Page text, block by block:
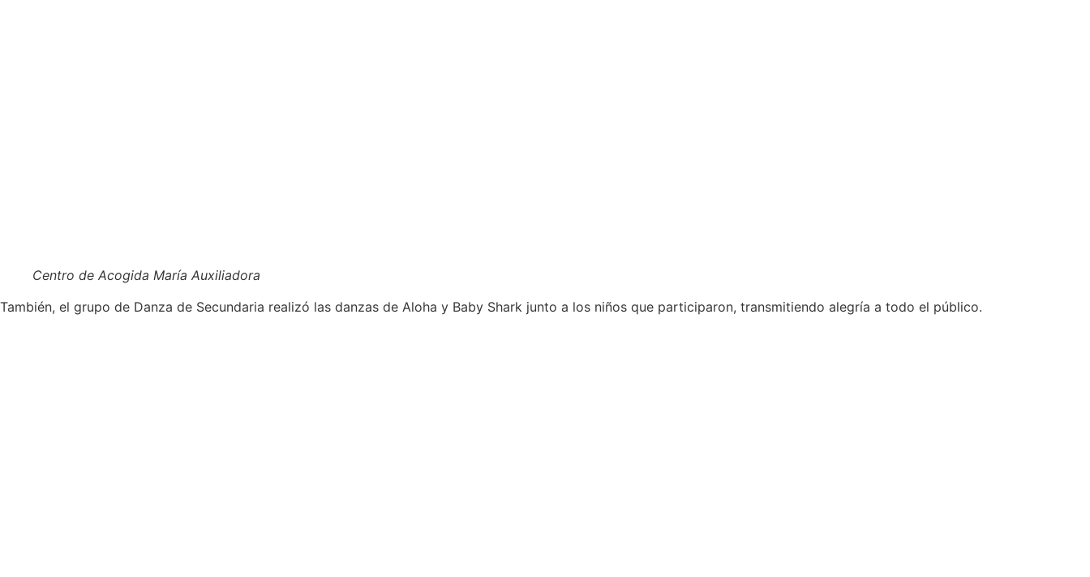
Centro de Acogida María Auxiliadora
También, el grupo de Danza de Secundaria realizó las danzas de Aloha y Baby Shark junto a los niños que participaron, transmitiendo alegría a todo el público.